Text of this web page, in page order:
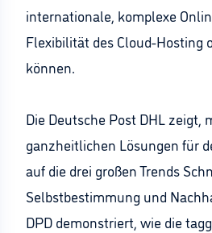
internationale, komplexe
Flexibilität des Cloud-Hosting
können.
Die Deutsche Post DHL zeigt,
ganzheitlichen Lösungen für
auf die drei großen Trends
Selbstbestimmung und
DPD demonstriert, wie die